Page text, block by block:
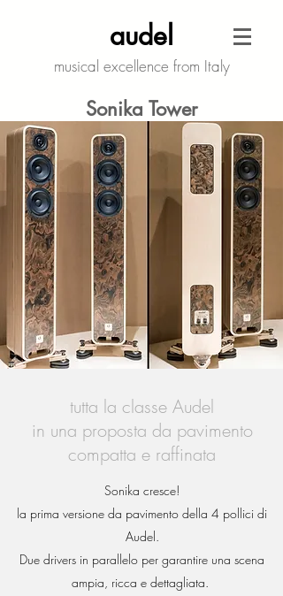
audel
musical excellence from Italy
Sonika Tower
tutta la classe Audel
in una proposta da pavimento
compatta e raffinata
Sonika cresce!
la prima versione da pavimento della 4 pollici di
Audel.
Due drivers in parallelo per garantire una scena
ampia, ricca e dettagliata.